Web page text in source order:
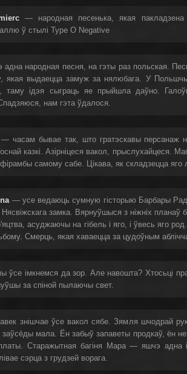
— народная песенька, якая
ў стылі Type O Negative
народная песня, на гэты раз польская.
якая выдаецца замуж за нялюбага. У
таму ідэя сыграць яе прыйшла даўно.
нам гэта ўдалося.
часам бывае так, што гратэскавы персанаж
казкі. Азірніцеся вакол, прыслухайцеся.
самому сабе. Цікава, як складзецца
— усе ведаюць сумную гісторыю Барбары
Нясвіжскага замка. Вярнуўшыся з ніжніх планаў
асуджаючы на гібель і яго, і ўвесь яго
Смерць, якая хаваецца за цудоўным
імкнемся да зор. Але навошта? Хтосьці
за спіной пылаючы свет.
знішчае ўсе вакол сябе. Зямля шчодрай
заўсёды мала. Ён забыў запаветы продкаў, ён
Старажытная багіня Мара — яшчэ адна
сэрца з грудзей ворага.